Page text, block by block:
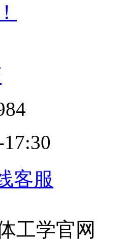
客服
工学官网